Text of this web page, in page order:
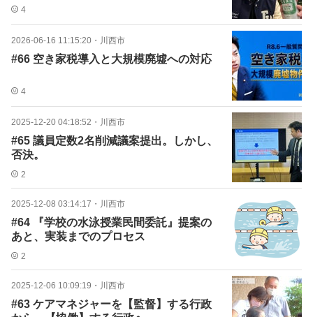
4
2026-06-16 11:15:20 ・ 川西市
#66 空き家税導入と大規模廃墟への対応
4
2025-12-20 04:18:52 ・ 川西市
#65 議員定数2名削減議案提出。しかし、
否決。
2
2025-12-08 03:14:17 ・ 川西市
#64 『学校の水泳授業民間委託』提案の
あと、実装までのプロセス
2
2025-12-06 10:09:19 ・ 川西市
#63 ケアマネジャーを【監督】する行政